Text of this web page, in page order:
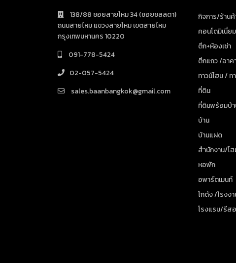
138/88 ซอยสายไหม 34 (ซอยชลลดา)
ถนนสายไหม แขวงสายไหม เขตสายไหม
กรุงเทพมหานคร 10220
091-778-5424
02-057-5424
sales.baanbangkok@gmail.com
กิจการ/ร้านค้
คอนโดมิเนี่ยม
ตึก+ห้องเช่า
ตึกแถว /อา
ทาวน์โฮม / ท
ที่ดิน
ที่ดินพร้อมบ้
บ้าน
บ้านแฝด
สำนักงาน/โ
หอพัก
อพาร์ตเมนท์
โกดัง /โรงง
โรงแรม/รีส